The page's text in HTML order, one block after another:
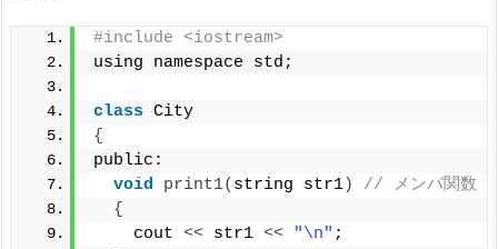
#include <iostream>
using namespace std;
class City
{
public:
void
print1( string str1)
// メンバ関数
{
    cout
<< str1 << "\n" ;